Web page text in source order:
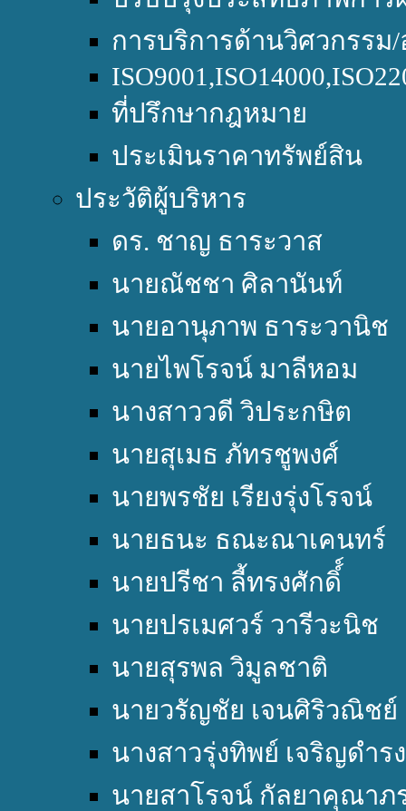
การบริการด้านวิศวกรร
ที่ปรึกษากฎหมาย
ประเมินราคาทรัพย์สิน
ประวัติผู้บริหาร
ดร. ชาญ ธาระวาส
นายณัชชา ศิลานันท์
นายอานุภาพ ธาระวานิช
นายไพโรจน์ มาลีหอม
นางสาววดี วิประกษิต
นายสุเมธ ภัทรชูพงศ์
นายพรชัย เรียงรุ่งโรจน์
นายธนะ ธณะณาเคนทร์
นายปรีชา ลี้ทรงศักดิ์์
นายปรเมศวร์ วารีวะนิช
นายสุรพล วิมูลชาติ
นายวรัญชัย เจนศิริวณิชย์
นางสาวรุ่งทิพย์ เจริญดำร
นายสาโรจน์ กัลยาคุณา